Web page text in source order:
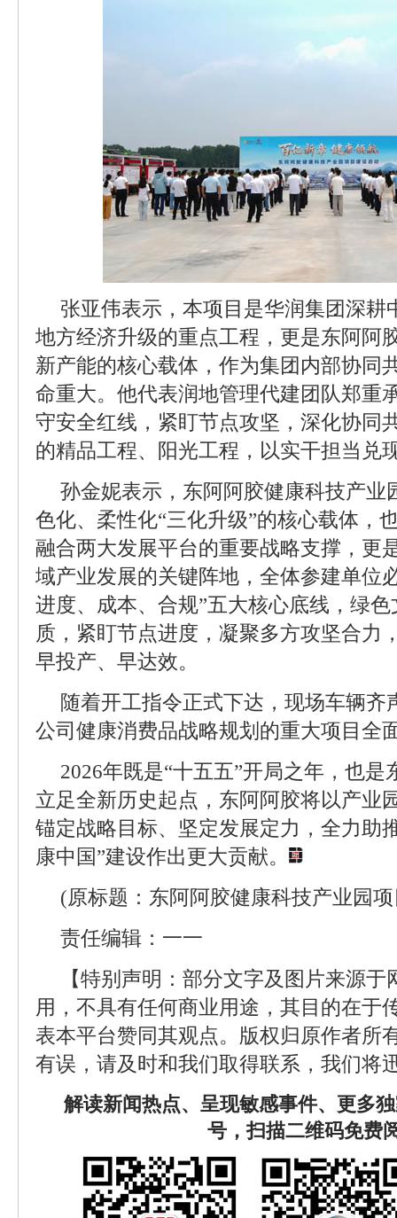
张亚伟表示，本项目是华润集团深耕
地方经济升级的重点工程，更是东阿阿
新产能的核心载体，作为集团内部协同
命重大。他代表润地管理代建团队郑重
守安全红线，紧盯节点攻坚，深化协同
的精品工程、阳光工程，以实干担当兑
孙金妮表示，东阿阿胶健康科技产业
色化、柔性化“三化升级”的核心载体，
融合两大发展平台的重要战略支撑，更
域产业发展的关键阵地，全体参建单位
进度、成本、合规”五大核心底线，绿
质，紧盯节点进度，凝聚多方攻坚合力
早投产、早达效。
随着开工指令正式下达，现场车辆齐
公司健康消费品战略规划的重大项目全
2026年既是“十五五”开局之年，也
立足全新历史起点，东阿阿胶将以产业
锚定战略目标、坚定发展定力，全力助
康中国”建设作出更大贡献。
(原标题：东阿阿胶健康科技产业园
责任编辑：一一
【特别声明：部分文字及图片来源
用，不具有任何商业用途，其目的在于
表本平台赞同其观点。版权归原作者所
有误，请及时和我们取得联系，我们将
解读新闻热点、呈现敏感事件、更多
号，扫描二维码免费